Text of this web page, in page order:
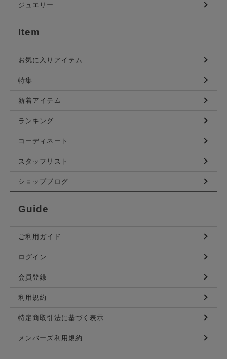
ジュエリー
Item
お気に入りアイテム
特集
新着アイテム
ランキング
コーディネート
スタッフリスト
ショップブログ
Guide
ご利用ガイド
ログイン
会員登録
利用規約
特定商取引法に基づく表示
メンバーズ利用規約